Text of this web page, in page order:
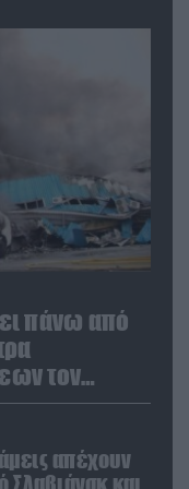
πάνω από
τον
απέχουν
Σλαβιάνσκ και